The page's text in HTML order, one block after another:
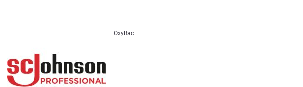
OxyBac